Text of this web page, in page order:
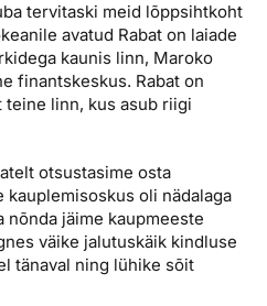
tervitaski meid lõppsihtkoht
avatud Rabat on laiade
kaunis linn, Maroko
finantskeskus. Rabat on
teine linn, kus asub riigi
otsustasime osta
oli nädalaga
nõnda jäime kaupmeeste
väike jalutuskäik kindluse
tänaval ning lühike sõit